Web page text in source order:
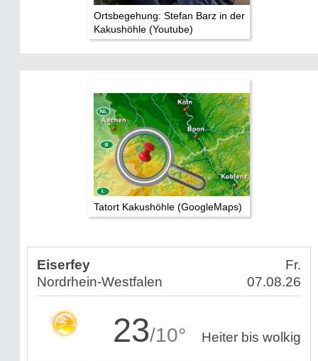
Ortsbegehung: Stefan Barz in der
Kakushöhle (Youtube)
Tatort Kakushöhle (GoogleMaps)